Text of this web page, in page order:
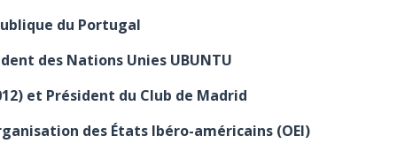
du Portugal
des Nations Unies UBUNTU
et Président du Club de Madrid
des États Ibéro-américains (OEI)